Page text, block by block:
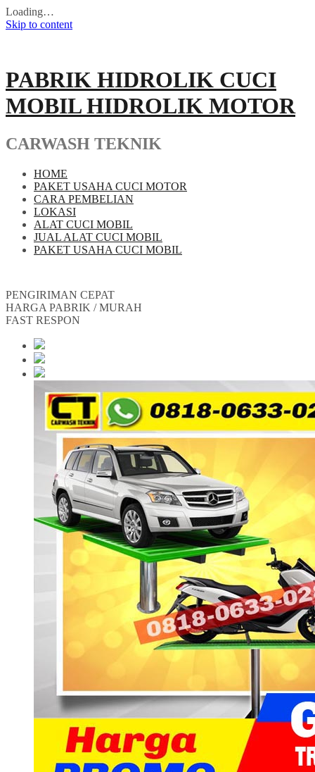
Loading…
Skip to content
PABRIK HIDROLIK CUCI
MOBIL HIDROLIK MOTOR
CARWASH TEKNIK
HOME
PAKET USAHA CUCI MOTOR
CARA PEMBELIAN
LOKASI
ALAT CUCI MOBIL
JUAL ALAT CUCI MOBIL
PAKET USAHA CUCI MOBIL
PENGIRIMAN CEPAT
HARGA PABRIK / MURAH
FAST RESPON